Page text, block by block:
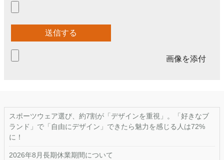
画像を添付
スポーツウェア選び、約7割が「デザインを重視」。「好きなブ
ランド」で「自由にデザイン」できたら魅力を感じる人は72%
に！
2026年8月長期休業期間について